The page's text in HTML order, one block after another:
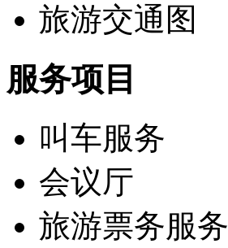
旅游交通图
服务项目
叫车服务
会议厅
旅游票务服务